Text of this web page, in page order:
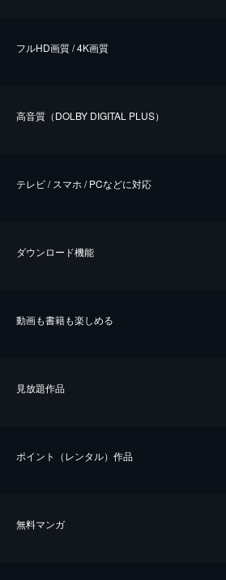
フルHD画質 / 4K画質
⾼⾳質（DOLBY DIGITAL PLUS）
テレビ / スマホ / PCなどに対応
ダウンロード機能
動画も書籍も楽しめる
⾒放題作品
ポイント（レンタル）作品
無料マンガ